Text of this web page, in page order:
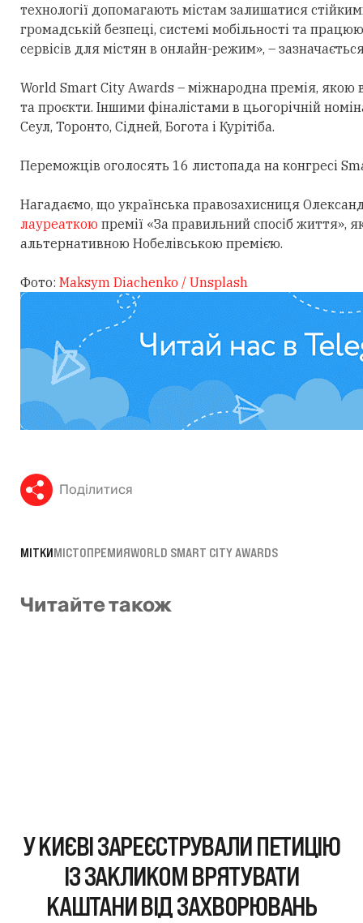
технології допомагають містам залишатися
громадській безпеці, системі мобільності та
сервісів для містян в онлайн-режим», –
World Smart City Awards – міжнародна премія, якою
та проєкти. Іншими фіналістами в цьогорічній
Сеул, Торонто, Сідней, Богота і Курітіба.
Переможців оголосять 16 листопада на конгресі
Нагадаємо, що українська правозахисниця
лауреаткою премії «За правильний спосіб життя»,
альтернативною Нобелівською премією.
Фото: Maksym Diachenko / Unsplash
Поділитися
МІТКИМІСТОПРЕМИЯWORLD SMART CITY AWARDS
Читайте також
У КИЄВІ ЗАРЕЄСТРУВАЛИ ПЕТИЦІЮ
ІЗ ЗАКЛИКОМ ВРЯТУВАТИ
КАШТАНИ ВІД ЗАХВОРЮВАНЬ